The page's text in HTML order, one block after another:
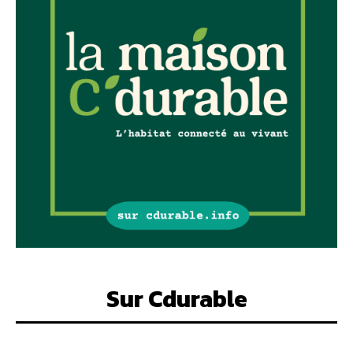
Sur Cdurable